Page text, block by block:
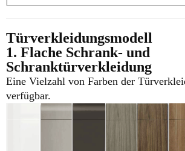
Türverkleidungsmodell
1. Flache Schrank- und
Schranktürverkleidung
Eine Vielzahl von Farben der
verfügbar.